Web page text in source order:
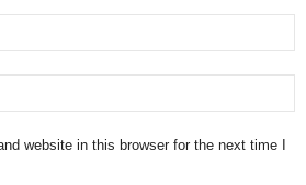
website in this browser for the next time I